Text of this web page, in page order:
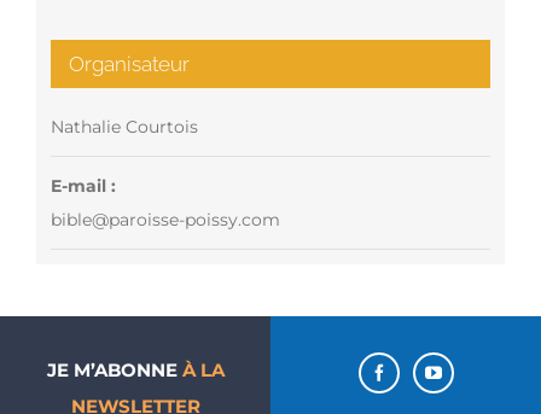
Organisateur
Nathalie Courtois
E-mail :
bible@paroisse-poissy.com
JE M’ABONNE À LA
NEWSLETTER